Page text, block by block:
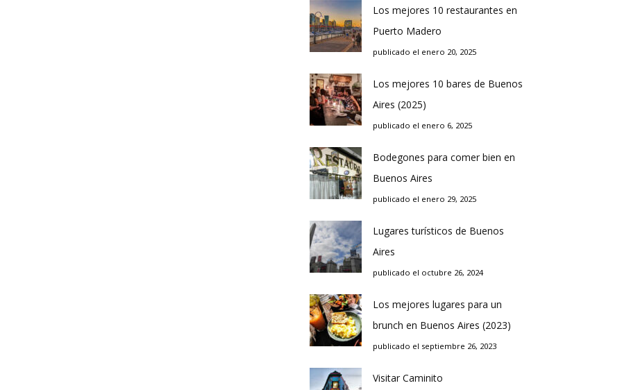
Los mejores 10 restaurantes en
Puerto Madero
publicado el enero 20, 2025
Los mejores 10 bares de Buenos
Aires (2025)
publicado el enero 6, 2025
Bodegones para comer bien en
Buenos Aires
publicado el enero 29, 2025
Lugares turísticos de Buenos
Aires
publicado el octubre 26, 2024
Los mejores lugares para un
brunch en Buenos Aires (2023)
publicado el septiembre 26, 2023
Visitar Caminito